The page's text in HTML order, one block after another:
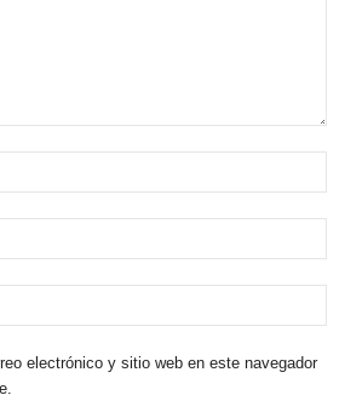
electrónico y sitio web en este navegador